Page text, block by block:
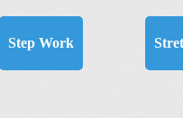
Step Work